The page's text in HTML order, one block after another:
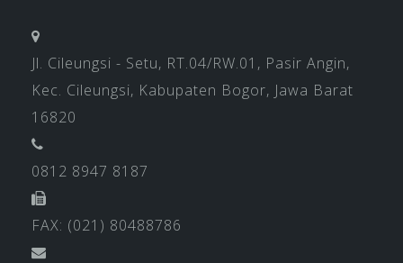
Jl. Cileungsi - Setu, RT.04/RW.01, Pasir Angin,
Kec. Cileungsi, Kabupaten Bogor, Jawa Barat
16820
0812 8947 8187
FAX: (021) 80488786